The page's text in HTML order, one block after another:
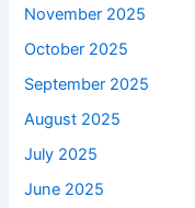
November 2025
October 2025
September 2025
August 2025
July 2025
June 2025